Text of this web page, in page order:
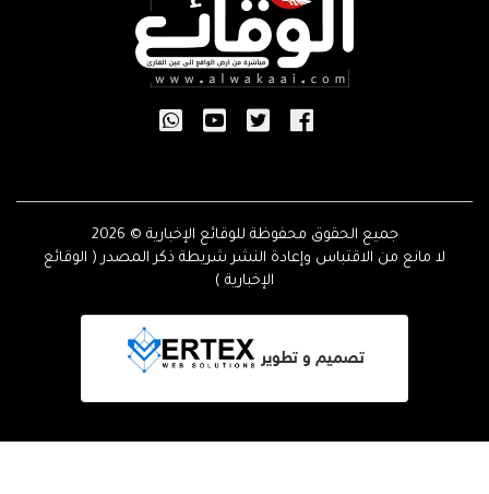
جميع الحقوق محفوظة للوقائع الإخبارية © 2026
لا مانع من الاقتباس وإعادة النشر شريطة ذكر المصدر ( الوقائع
الإخبارية )
تصميم و تطوير